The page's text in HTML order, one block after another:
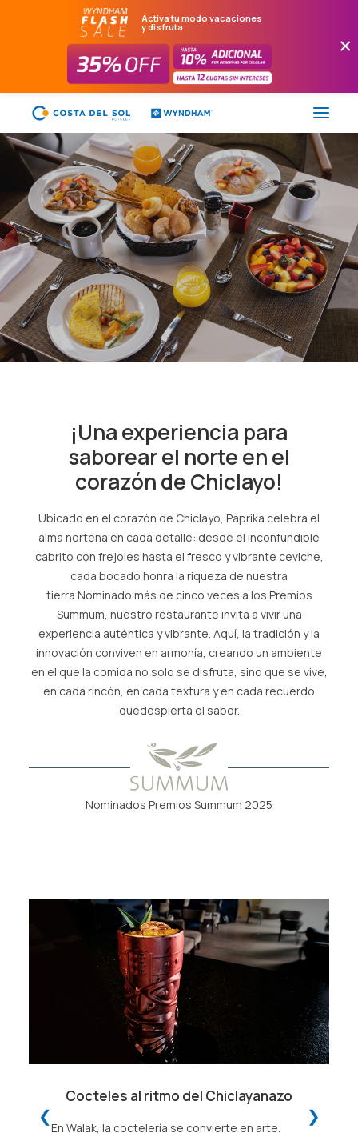
×
Activa tu modo vacaciones
y disfruta
FLASH SALE
HOTELES
PAQUETES
PROMOCIONES
EVENTOS
RESTAURANTES
(+51) 01 200 9200
AGENCIAS/EMPRESAS
¡Una experiencia para
saborear el norte en el
corazón de Chiclayo!
Ubicado en el corazón de Chiclayo, Paprika celebra el
alma norteña en cada detalle: desde el inconfundible
cabrito con frejoles hasta el fresco y vibrante ceviche,
cada bocado honra la riqueza de nuestra
tierra.Nominado más de cinco veces a los Premios
Summum, nuestro restaurante invita a vivir una
experiencia auténtica y vibrante. Aquí, la tradición y la
innovación conviven en armonía, creando un ambiente
en el que la comida no solo se disfruta, sino que se vive,
en cada rincón, en cada textura y en cada recuerdo
quedespierta el sabor.
Nominados Premios Summum 2025
❮
Cocteles al ritmo del Chiclayanazo
En Walak, la coctelería se convierte en arte.
❯